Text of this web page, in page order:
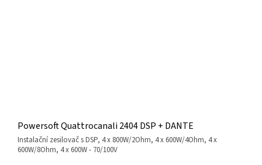
Powersoft Quattrocanali 2404 DSP + DANTE
instalační zesilovač s DSP, 4 x 800W/2Ohm, 4 x 600W/4Ohm, 4 x
600W/8Ohm, 4 x 600W - 70/100V